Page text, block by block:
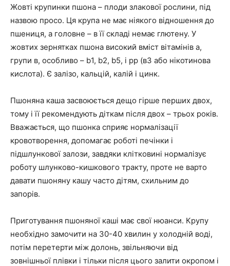
Жовті крупинки пшона – плоди злакової рослини, під
назвою просо. Ця крупа не має ніякого відношення до
пшениця, а головне – в її складі немає глютену. У
жовтих зернятках пшона високий вміст вітамінів а,
групи в, особливо – b1, b2, b5, і pp (в3 або нікотинова
кислота). Є залізо, кальцій, калій і цинк.
Пшоняна каша засвоюється дещо гірше перших двох,
тому і її рекомендують діткам після двох – трьох років.
Вважається, що пшонка сприяє нормалізації
кровотворення, допомагає роботі печінки і
підшлункової залози, завдяки клітковині нормалізує
роботу шлунково-кишкового тракту, проте не варто
давати пшоняну кашу часто дітям, схильним до
запорів.
Приготування пшоняної каші має свої нюанси. Крупу
необхідно замочити на 30-40 хвилин у холодній воді,
потім перетерти між долонь, звільняючи від
зовнішньої плівки і тільки після цього залити окропом і